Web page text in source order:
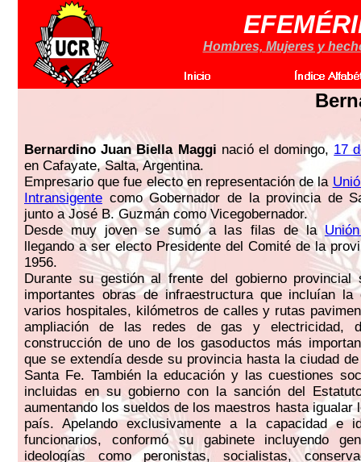
Hombres, Mujeres y
Bernardino Juan Biella Maggi nació el domingo, 17
en Cafayate, Salta, Argentina.
Empresario que fue electo en representación de la
Intransigente como Gobernador de la provincia de
junto a José B. Guzmán como Vicegobernador.
Desde muy joven se sumó a las filas de la
llegando a ser electo Presidente del Comité de la
1956.
Durante su gestión al frente del gobierno provincial
importantes obras de infraestructura que incluían la
varios hospitales, kilómetros de calles y rutas
ampliación de las redes de gas y electricidad,
construcción de uno de los gasoductos más
que se extendía desde su provincia hasta la ciudad
Santa Fe. También la educación y las cuestiones
incluidas en su gobierno con la sanción del
aumentando los sueldos de los maestros hasta igualar
país. Apelando exclusivamente a la capacidad e
funcionarios, conformó su gabinete incluyendo
ideologías como peronistas, socialistas,